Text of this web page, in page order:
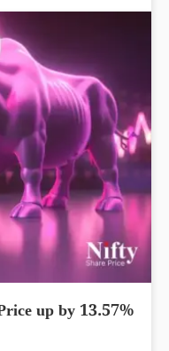
up by 13.57%